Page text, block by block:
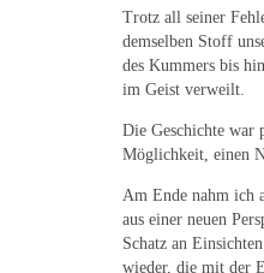
Trotz all seiner
demselben Stoff
des Kummers bis
im Geist verweilt.
Die Geschichte war
Möglichkeit, einen
Am Ende nahm ich
aus einer neuen
Schatz an
wieder, die mit der